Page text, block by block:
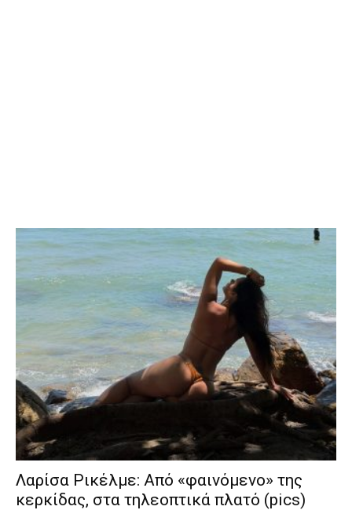
Λαρίσα Ρικέλμε: Από «φαινόμενο» της
κερκίδας, στα τηλεοπτικά πλατό (pics)